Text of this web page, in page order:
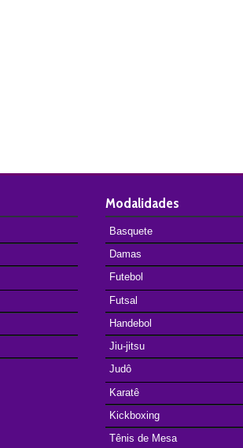
Modalidades
Basquete
Damas
Futebol
Futsal
Handebol
Jiu-jitsu
Judô
Karatê
Kickboxing
Tênis de Mesa